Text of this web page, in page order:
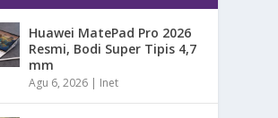
Huawei MatePad Pro 2026
Resmi, Bodi Super Tipis 4,7
mm
Agu 6, 2026 | Inet